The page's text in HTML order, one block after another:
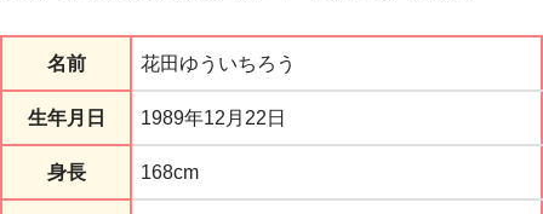
名前 花田ゆういちろう
生年月日 1989年12月22日
身長 168cm